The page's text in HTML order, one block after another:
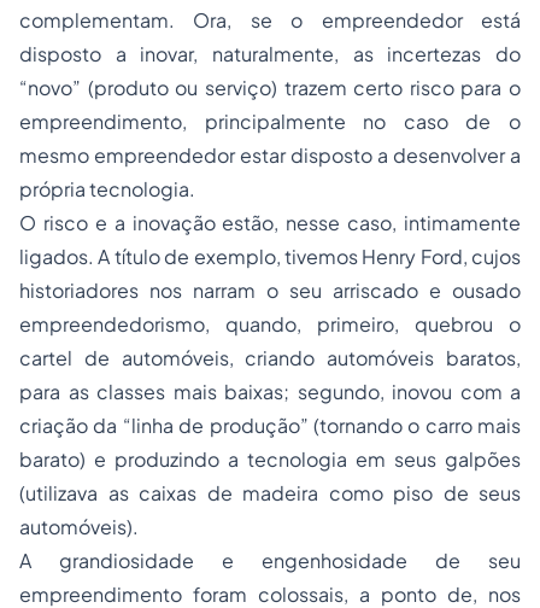
complementam. Ora, se o empreendedor está
disposto a inovar, naturalmente, as incertezas do
“novo” (produto ou serviço) trazem certo risco para o
empreendimento, principalmente no caso de o
mesmo empreendedor estar disposto a desenvolver a
própria tecnologia.
O risco e a inovação estão, nesse caso, intimamente
ligados. A título de exemplo, tivemos Henry Ford, cujos
historiadores nos narram o seu arriscado e ousado
empreendedorismo, quando, primeiro, quebrou o
cartel de automóveis, criando automóveis baratos,
para as classes mais baixas; segundo, inovou com a
criação da “linha de produção” (tornando o carro mais
barato) e produzindo a tecnologia em seus galpões
(utilizava as caixas de madeira como piso de seus
automóveis).
A grandiosidade e engenhosidade de seu
empreendimento foram colossais, a ponto de, nos